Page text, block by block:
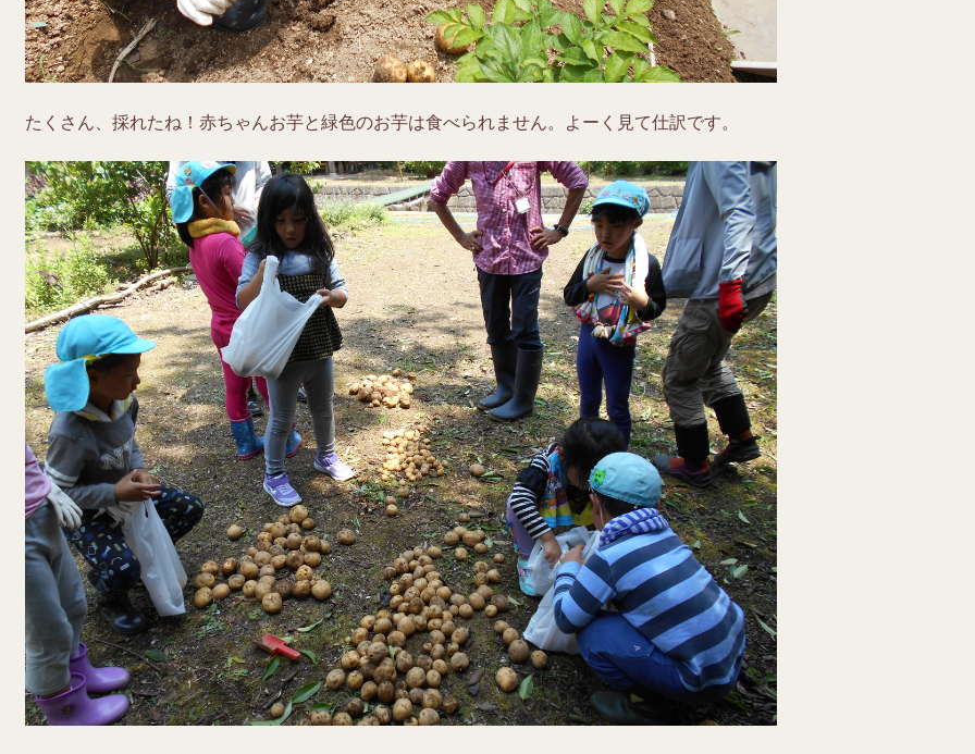
たくさん、採れたね！赤ちゃんお芋と緑色のお芋は食べられません。よーく見て仕訳です。